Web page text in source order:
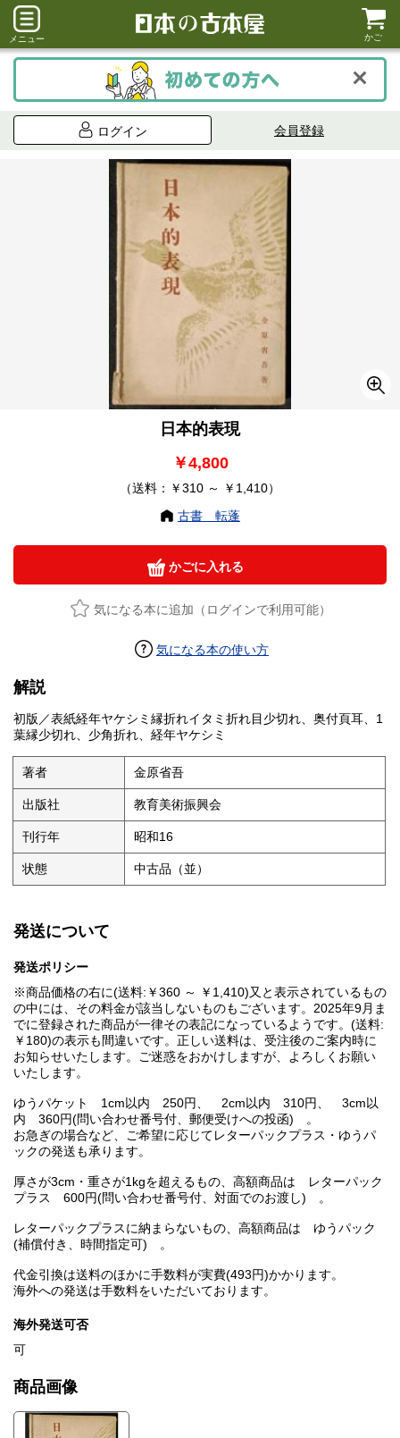
メニュー かご
ログイン 会員登録
日本的表現
￥4,800
（送料：￥310 ～ ￥1,410）
古書 転蓬
かごに入れる
気になる本に追加（ログインで利用可能）
気になる本の使い方
解説
初版／表紙経年ヤケシミ縁折れイタミ折れ目少切れ、奥付頁耳、1
葉縁少切れ、少角折れ、経年ヤケシミ
著者 金原省吾
出版社 教育美術振興会
刊行年 昭和16
状態 中古品（並）
発送について
発送ポリシー
※商品価格の右に(送料:￥360 ～ ￥1,410)又と表示されているもの
の中には、その料金が該当しないものもございます。2025年9月ま
でに登録された商品が一律その表記になっているようです。(送料:
￥180)の表示も間違いです。正しい送料は、受注後のご案内時に
お知らせいたします。ご迷惑をおかけしますが、よろしくお願い
いたします。
ゆうパケット 1cm以内 250円、 2cm以内 310円、 3cm以
内 360円(問い合わせ番号付、郵便受けへの投函) 。
お急ぎの場合など、ご希望に応じてレターパックプラス・ゆうパ
ックの発送も承ります。
厚さが3cm・重さが1kgを超えるもの、高額商品は レターパック
プラス 600円(問い合わせ番号付、対面でのお渡し) 。
レターパックプラスに納まらないもの、高額商品は ゆうパック
(補償付き、時間指定可) 。
代金引換は送料のほかに手数料が実費(493円)かかります。
海外への発送は手数料をいただいております。
海外発送可否
可
商品画像